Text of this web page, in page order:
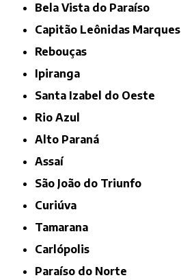
Bela Vista do Paraíso
Capitão Leônidas Marques
Rebouças
Ipiranga
Santa Izabel do Oeste
Rio Azul
Alto Paraná
Assaí
São João do Triunfo
Curiúva
Tamarana
Carlópolis
Paraíso do Norte